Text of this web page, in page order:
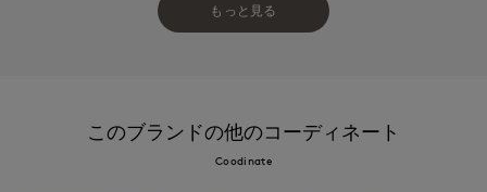
もっと見る
このブランドの他のコーディネート
Coodinate